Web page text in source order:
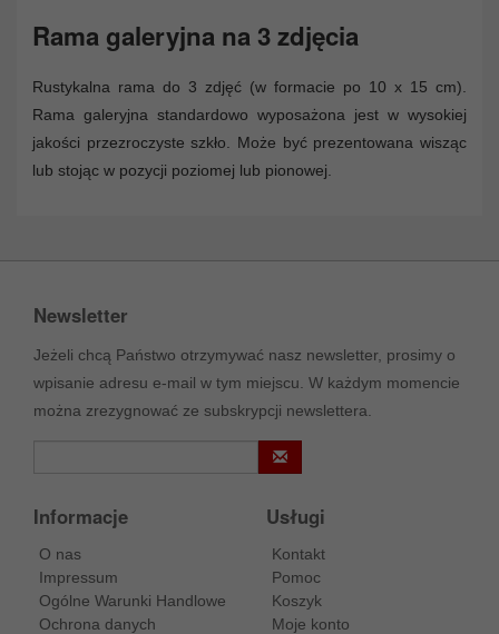
Rama galeryjna na 3 zdjęcia
Rustykalna rama do 3 zdjęć (w formacie po 10 x 15 cm).
Rama galeryjna standardowo wyposażona jest w wysokiej
jakości przezroczyste szkło. Może być prezentowana wisząc
lub stojąc w pozycji poziomej lub pionowej.
Newsletter
Jeżeli chcą Państwo otrzymywać nasz newsletter, prosimy o
wpisanie adresu e-mail w tym miejscu. W każdym momencie
można zrezygnować ze subskrypcji newslettera.
Informacje
O nas
Impressum
Ogólne Warunki Handlowe
Ochrona danych
Usługi
Kontakt
Pomoc
Koszyk
Moje konto